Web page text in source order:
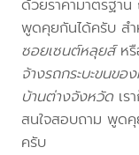
ด้วยราคามาตรฐา
พูดคุยกันได้ครับ ส
ซอยเซนต์หลุยส์หรื
จ้างรถกระบะขนข
บ้านต่างจังหวัด เร
สนใจสอบถาม พูดคุ
ครับ